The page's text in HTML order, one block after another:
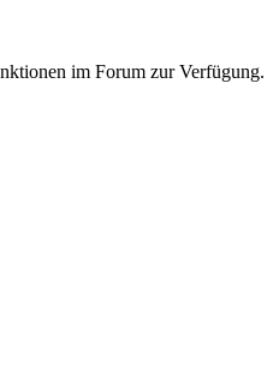
im Forum zur Verfügung.